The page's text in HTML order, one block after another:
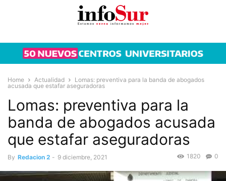
Home Actualidad
Lomas: preventiva para la banda de abogados
acusada que estafar aseguradoras
Lomas: preventiva para la
banda de abogados acusada
que estafar aseguradoras
By Redacion 2 - 9 diciembre, 2021 0
1820